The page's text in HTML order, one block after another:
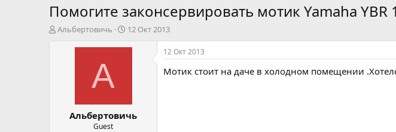
Помогите законсервировать мотик Yamaha YBR
А
Альбертовичь
Д
т
а
л
12 Окт 2013
А
Альбертовичь
Guest
12 Окт 2013
Мотик стоит на даче в холодном помещении